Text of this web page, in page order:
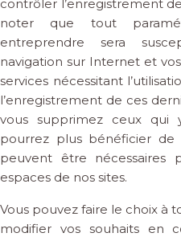
contrôler l’enregistrement
noter que tout
entreprendre sera
navigation sur Internet et
services nécessitant
l’enregistrement de ces
vous supprimez ceux qui
pourrez plus bénéficier de
peuvent être nécessaires
espaces de nos sites.
Vous pouvez faire le choix à
modifier vos souhaits en